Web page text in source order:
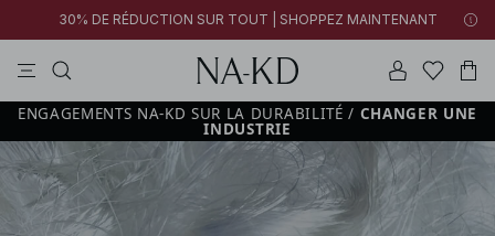
30% DE RÉDUCTION SUR TOUT | SHOPPEZ MAINTENANT
ENGAGEMENTS NA‑KD SUR LA DURABILITÉ / CHANGER UNE
INDUSTRIE